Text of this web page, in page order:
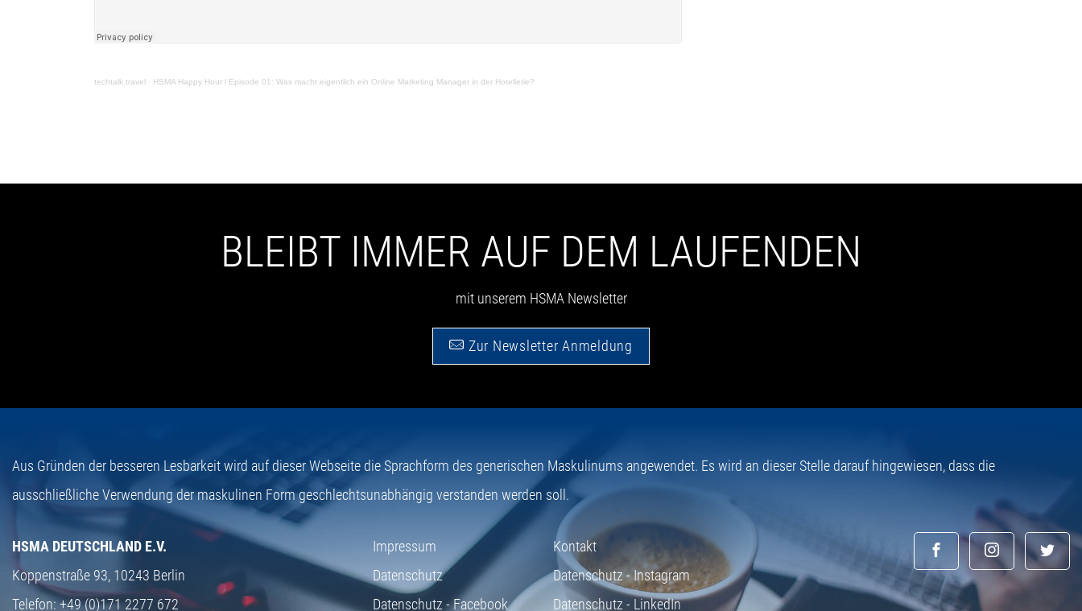
techtalk.travel · HSMA Happy Hour l Episode 01: Was macht eigentlich ein Online Marketing Manager in der Hotellerie?
BLEIBT IMMER AUF DEM LAUFENDEN
mit unserem HSMA Newsletter
Zur Newsletter Anmeldung
Aus Gründen der besseren Lesbarkeit wird auf dieser Webseite die Sprachform des generischen Maskulinums angewendet. Es wird an dieser Stelle darauf hingewiesen, dass die
ausschließliche Verwendung der maskulinen Form geschlechtsunabhängig verstanden werden soll.
HSMA DEUTSCHLAND E.V.
Koppenstraße 93, 10243 Berlin
Telefon:+49 (0)171 2277 672
Impressum
Kontakt
Datenschutz
Datenschutz - Instagram
Datenschutz - Facebook
Datenschutz - LinkedIn